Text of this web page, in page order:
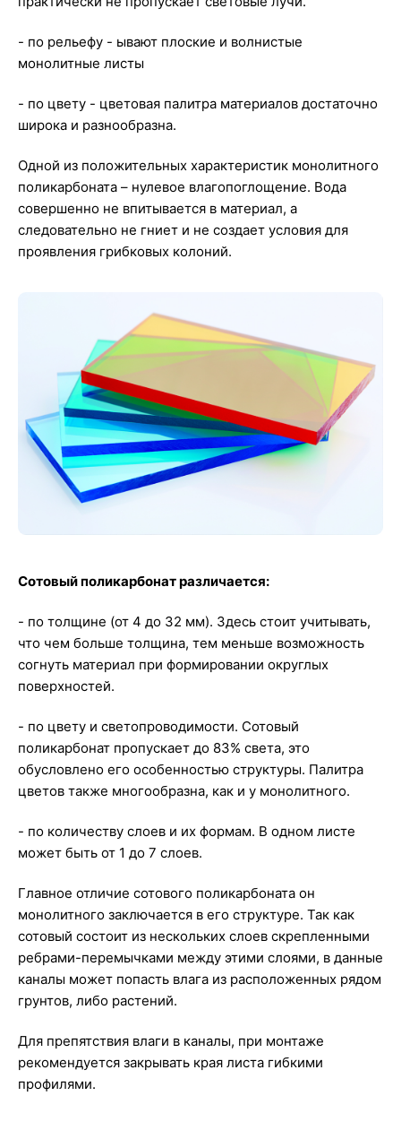
- по рельефу - ывают плоские и волнистые
монолитные листы
- по цвету - цветовая палитра материалов достаточно
широка и разнообразна.
Одной из положительных характеристик монолитного
поликарбоната – нулевое влагопоглощение. Вода
совершенно не впитывается в материал, а
следовательно не гниет и не создает условия для
проявления грибковых колоний.
Сотовый поликарбонат различается:
- по толщине (от 4 до 32 мм). Здесь стоит учитывать,
что чем больше толщина, тем меньше возможность
согнуть материал при формировании округлых
поверхностей.
- по цвету и светопроводимости. Сотовый
поликарбонат пропускает до 83% света, это
обусловлено его особенностью структуры. Палитра
цветов также многообразна, как и у монолитного.
- по количеству слоев и их формам. В одном листе
может быть от 1 до 7 слоев.
Главное отличие сотового поликарбоната он
монолитного заключается в его структуре. Так как
сотовый состоит из нескольких слоев скрепленными
ребрами-перемычками между этими слоями, в данные
каналы может попасть влага из расположенных рядом
грунтов, либо растений.
Для препятствия влаги в каналы, при монтаже
рекомендуется закрывать края листа гибкими
профилями.